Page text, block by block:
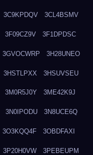
3C9KPDQV 3CL4BSMV
3F09CZ9V 3F1DPDSC
3GVOCWRP 3H28UNEO
3HSTLPXX 3HSUVSEU
3M0R5J0Y 3ME42K9J
3N0IPODU 3N8UCE6Q
3O3KQQ4F 3OBDFAXI
3P20H0VW 3PEBEUPM